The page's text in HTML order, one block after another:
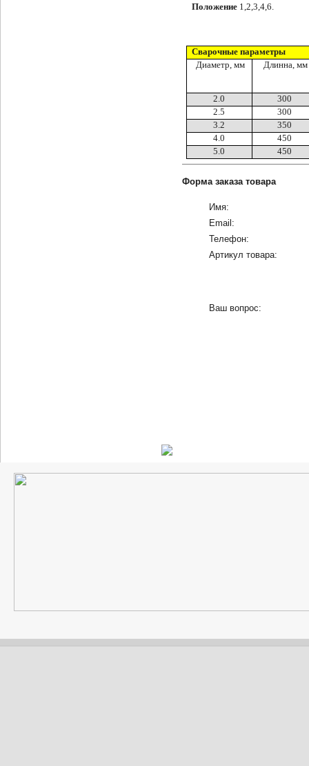
Положение1,2,3,4,6.
Сварочные параметры
Диаметр, мм
Длинна, мм
2.0
300
2.5
300
3.2
350
4.0
450
5.0
450
Форма заказа товара
Имя:
Email:
Телефон:
Артикул товара:
Ваш вопрос: